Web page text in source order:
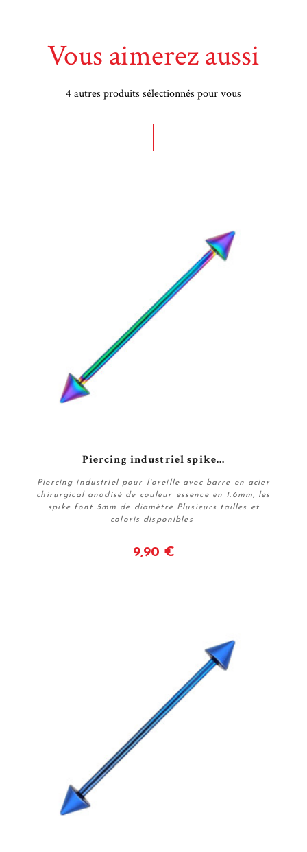
Vous aimerez aussi
4 autres produits sélectionnés pour vous
Piercing industriel spike...
Piercing industriel pour l'oreille avec barre en acier
chirurgical anodisé de couleur essence en 1.6mm, les
spike font 5mm de diamètre Plusieurs tailles et
coloris disponibles
9,90 €